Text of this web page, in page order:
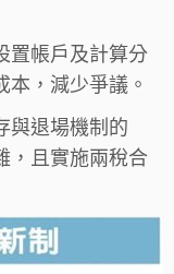
置帳戶及計算分
本，減少爭議。
與退場機制的
，且實施兩稅合